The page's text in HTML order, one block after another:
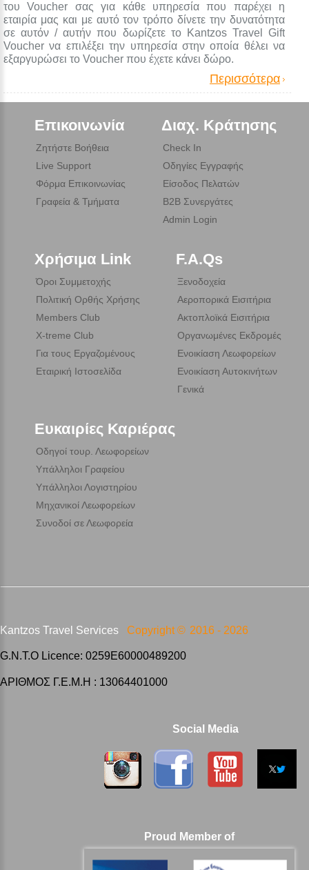
του Voucher σας για κάθε υπηρεσία που παρέχει η
εταιρία μας και με αυτό τον τρόπο δίνετε την δυνατότητα
σε αυτόν / αυτήν που δωρίζετε το Kantzos Travel Gift
Voucher να επιλέξει την υπηρεσία στην οποία θέλει να
εξαργυρώσει το Voucher που έχετε κάνει δώρο.
Περισσότερα
Επικοινωνία
Ζητήστε Βοήθεια
Live Support
Φόρμα Επικοινωνίας
Γραφεία & Τμήματα
Διαχ. Κράτησης
Check In
Οδηγίες Εγγραφής
Είσοδος Πελατών
B2B Συνεργάτες
Admin Login
Χρήσιμα Link
Όροι Συμμετοχής
Πολιτική Ορθής Χρήσης
Members Club
X-treme Club
Για τους Εργαζομένους
Εταιρική Ιστοσελίδα
F.A.Qs
Ξενοδοχεία
Αεροπορικά Εισιτήρια
Ακτοπλοϊκά Εισιτήρια
Οργανωμένες Εκδρομές
Ενοικίαση Λεωφορείων
Ενοικίαση Αυτοκινήτων
Γενικά
Ευκαιρίες Καριέρας
Οδηγοί τουρ. Λεωφορείων
Υπάλληλοι Γραφείου
Υπάλληλοι Λογιστηρίου
Μηχανικοί Λεωφορείων
Συνοδοί σε Λεωφορεία
Kantzos Travel Services Copyright © 2016 - 2026
G.N.T.O Licence: 0259E60000489200
ΑΡΙΘΜΟΣ Γ.Ε.Μ.Η : 13064401000
Social Media
Proud Member of